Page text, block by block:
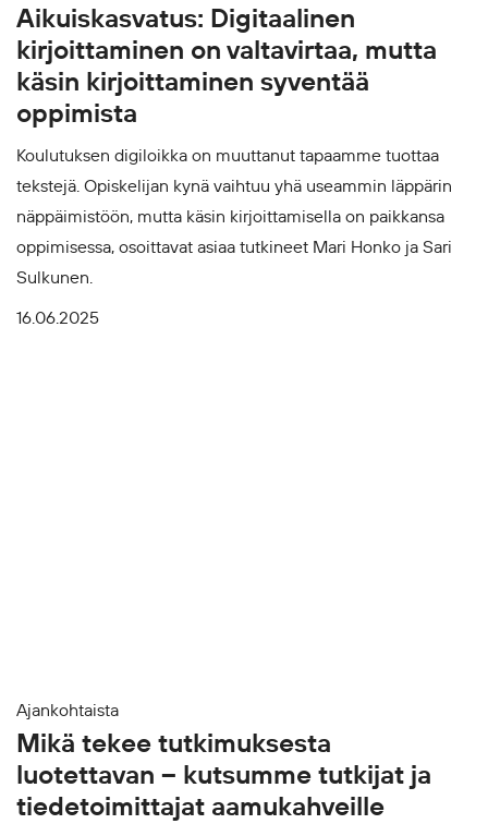
Aikuiskasvatus: Digitaalinen
kirjoittaminen on valtavirtaa, mutta
käsin kirjoittaminen syventää
oppimista
Koulutuksen digiloikka on muuttanut tapaamme tuottaa
tekstejä. Opiskelijan kynä vaihtuu yhä useammin läppärin
näppäimistöön, mutta käsin kirjoittamisella on paikkansa
oppimisessa, osoittavat asiaa tutkineet Mari Honko ja Sari
Sulkunen.
16.06.2025
Ajankohtaista
Mikä tekee tutkimuksesta
luotettavan – kutsumme tutkijat ja
tiedetoimittajat aamukahveille